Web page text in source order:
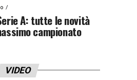
A: tutte le novità
campionato
VIDEO